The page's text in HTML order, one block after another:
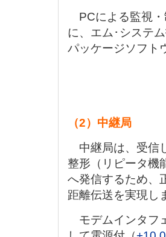
PCによる監視・
に、エム･システ
パッケージソフト
（2）中継局
中継局は、受信
整形（リピータ機
へ発信するため、
距離伝送を実現し
モデムインタフ